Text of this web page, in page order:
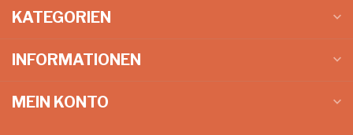
KATEGORIEN
INFORMATIONEN
MEIN KONTO